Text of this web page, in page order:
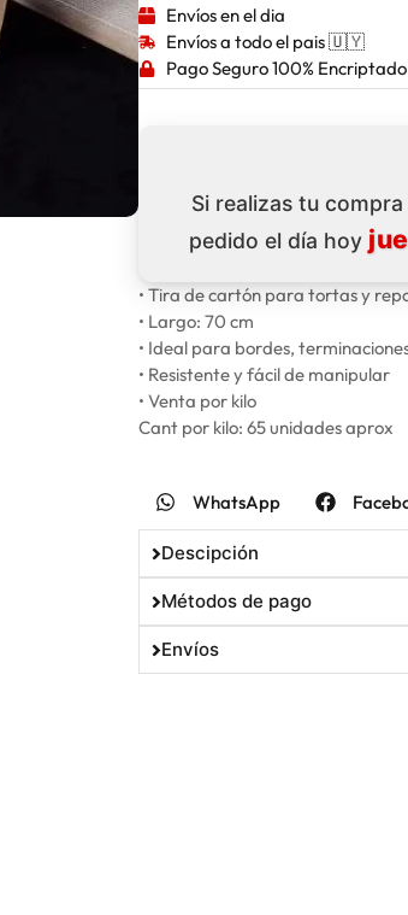
Envíos en el dia
Envíos a todo el pais 🇺🇾
Pago Seguro 100% Encriptado
Si realizas tu
pedido el día hoy
• Tira de cartón para tortas y
• Largo: 70 cm
• Ideal para bordes,
• Resistente y fácil de manipular
• Venta por kilo
Cant por kilo: 65 unidades aprox
WhatsApp
Descipción
Métodos de pago
Envíos